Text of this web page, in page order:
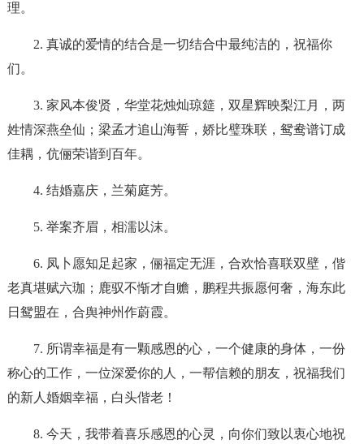
理。
2. 真诚的爱情的结合是一切结合中最纯洁的，祝福你
们。
3. 家风本俊贤，华堂花烛灿琼筵，双星辉映梨江月，两
姓情深燕垒仙；梁孟才追山海誓，娇比璧珠联，鸳鸯谱订成
佳耦，伉俪荣谐到百年。
4. 结婚嘉庆，兰菊庭芳。
5. 举案齐眉，相濡以沫。
6. 凤卜愿知足起家，俪福定无涯，合欢恰喜联双壁，偕
老真堪赋六珈；鹿驭不惭才自赡，鹏程共振愿何奢，海东此
日鸳盟在，合舆神州作蔚霞。
7. 所谓幸福是有一颗感恩的心，一个健康的身体，一份
称心的工作，一位深爱你的人，一帮信赖的朋友，祝福我们
的新人婚姻幸福，白头偕老！
8. 今天，我带着喜乐感恩的心灵，向你们致以衷心地祝